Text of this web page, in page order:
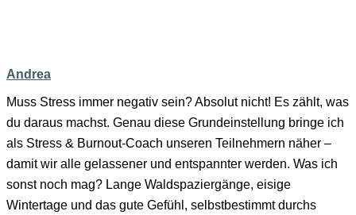
Andrea
Muss Stress immer negativ sein? Absolut nicht! Es zählt, was
du daraus machst. Genau diese Grundeinstellung bringe ich
als Stress & Burnout-Coach unseren Teilnehmern näher –
damit wir alle gelassener und entspannter werden. Was ich
sonst noch mag? Lange Waldspaziergänge, eisige
Wintertage und das gute Gefühl, selbstbestimmt durchs